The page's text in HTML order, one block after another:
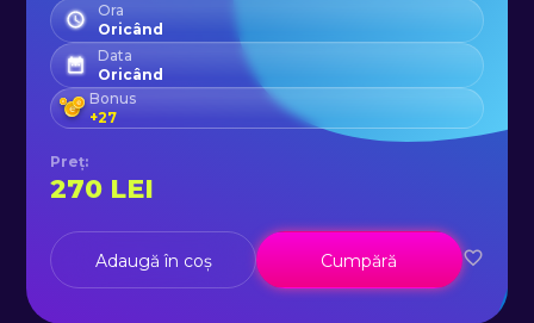
Ora
Oricând
Data
Oricând
Bonus
+27
Preț:
270 LEI
Adaugă în coș Cumpără